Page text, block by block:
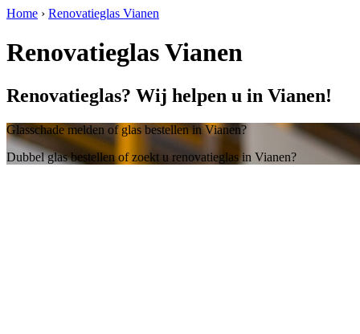
Home › Renovatieglas Vianen
Renovatieglas Vianen
Renovatieglas? Wij helpen u in Vianen!
Glasschade melden of glas bestellen in Vianen?
Dubbel glas bestellen of zoekt u renovatieglas in Vianen?